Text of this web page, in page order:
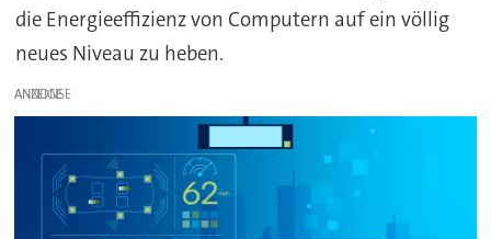
die Energieeffizienz von Computern auf ein völlig
neues Niveau zu heben.
ANZEIGE